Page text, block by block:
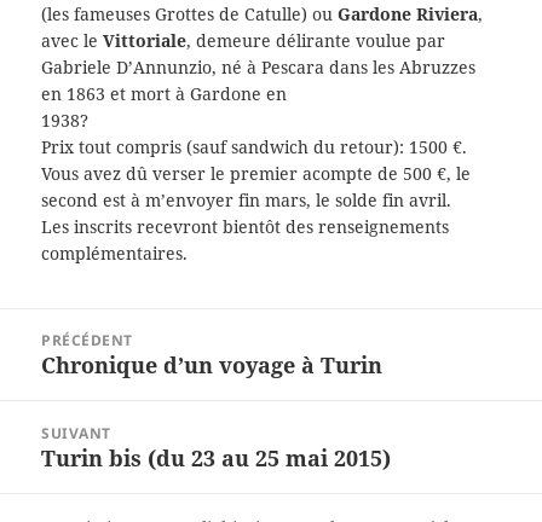
(les fameuses Grottes de Catulle) ou Gardone Riviera,
avec leVittoriale, demeure délirante voulue par
Gabriele D’Annunzio, né à Pescara dans les Abruzzes
en 1863 et mort à Gardone en
1938?
Prix tout compris (sauf sandwich du retour): 1500 €.
Vous avez dû verser le premier acompte de 500 €, le
second est à m’envoyer fin mars, le solde fin avril.
Les inscrits recevront bientôt des renseignements
complémentaires.
l’article
PRÉCÉDENT
Article
Chronique d’un voyage à Turin
SUIVANT
Article
Turin bis (du 23 au 25 mai 2015)